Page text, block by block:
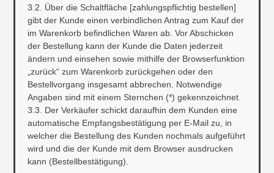
3.2. Über die Schaltfläche [zahlungspflichtig bestellen]
gibt der Kunde einen verbindlichen Antrag zum Kauf der
im Warenkorb befindlichen Waren ab. Vor Abschicken
der Bestellung kann der Kunde die Daten jederzeit
ändern und einsehen sowie mithilfe der Browserfunktion
„zurück“ zum Warenkorb zurückgehen oder den
Bestellvorgang insgesamt abbrechen. Notwendige
Angaben sind mit einem Sternchen (*) gekennzeichnet.
3.3. Der Verkäufer schickt daraufhin dem Kunden eine
automatische Empfangsbestätigung per E-Mail zu, in
welcher die Bestellung des Kunden nochmals aufgeführt
wird und die der Kunde mit dem Browser ausdrucken
kann (Bestellbestätigung).